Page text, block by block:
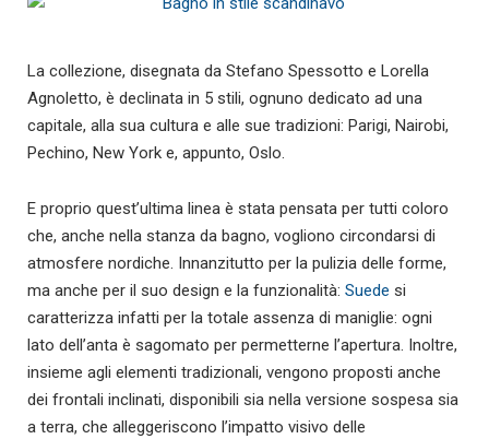
La collezione, disegnata da Stefano Spessotto e Lorella
Agnoletto, è declinata in 5 stili, ognuno dedicato ad una
capitale, alla sua cultura e alle sue tradizioni: Parigi, Nairobi,
Pechino, New York e, appunto, Oslo.
E proprio quest’ultima linea è stata pensata per tutti coloro
che, anche nella stanza da bagno, vogliono circondarsi di
atmosfere nordiche. Innanzitutto per la pulizia delle forme,
ma anche per il suo design e la funzionalità: Suede si
caratterizza infatti per la totale assenza di maniglie: ogni
lato dell’anta è sagomato per permetterne l’apertura. Inoltre,
insieme agli elementi tradizionali, vengono proposti anche
dei frontali inclinati, disponibili sia nella versione sospesa sia
a terra, che alleggeriscono l’impatto visivo delle